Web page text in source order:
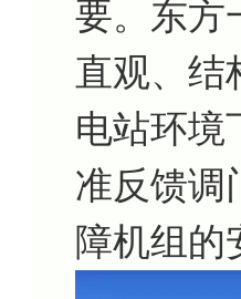
要。东方
直观、结
电站环境
准反馈调
障机组的